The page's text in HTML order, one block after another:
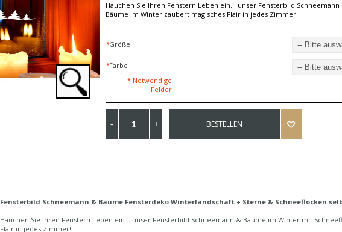
Hauchen Sie Ihren Fenstern Leben ein... unser Fensterbild Schneemann
Bäume im Winter zaubert magisches Flair in jedes Zimmer!
*Größe
*Farbe
* Notwendige
Felder
BESTELLEN
Fensterbild Schneemann & Bäume Fensterdeko Winterlandschaft + Sterne & Schneeflocken
Hauchen Sie Ihren Fenstern Leben ein... unser Fensterbild Schneemann & Bäume im Winter mit
Flair in jedes Zimmer!